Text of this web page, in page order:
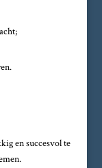
en succesvol te